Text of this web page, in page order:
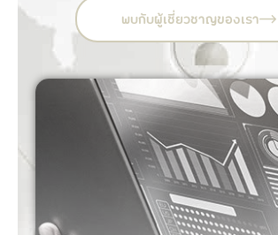
พบกับผู้เชี่ยวชาญของเรา